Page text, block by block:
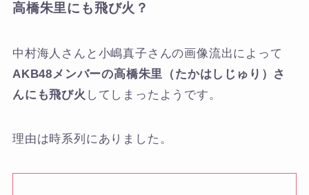
高橋朱里にも飛び火？
中村海人さんと小嶋真子さんの画像流出によって
AKB48メンバーの高橋朱里（たかはしじゅり）さ
んにも飛び火 してしまったようです。
理由は時系列にありました。